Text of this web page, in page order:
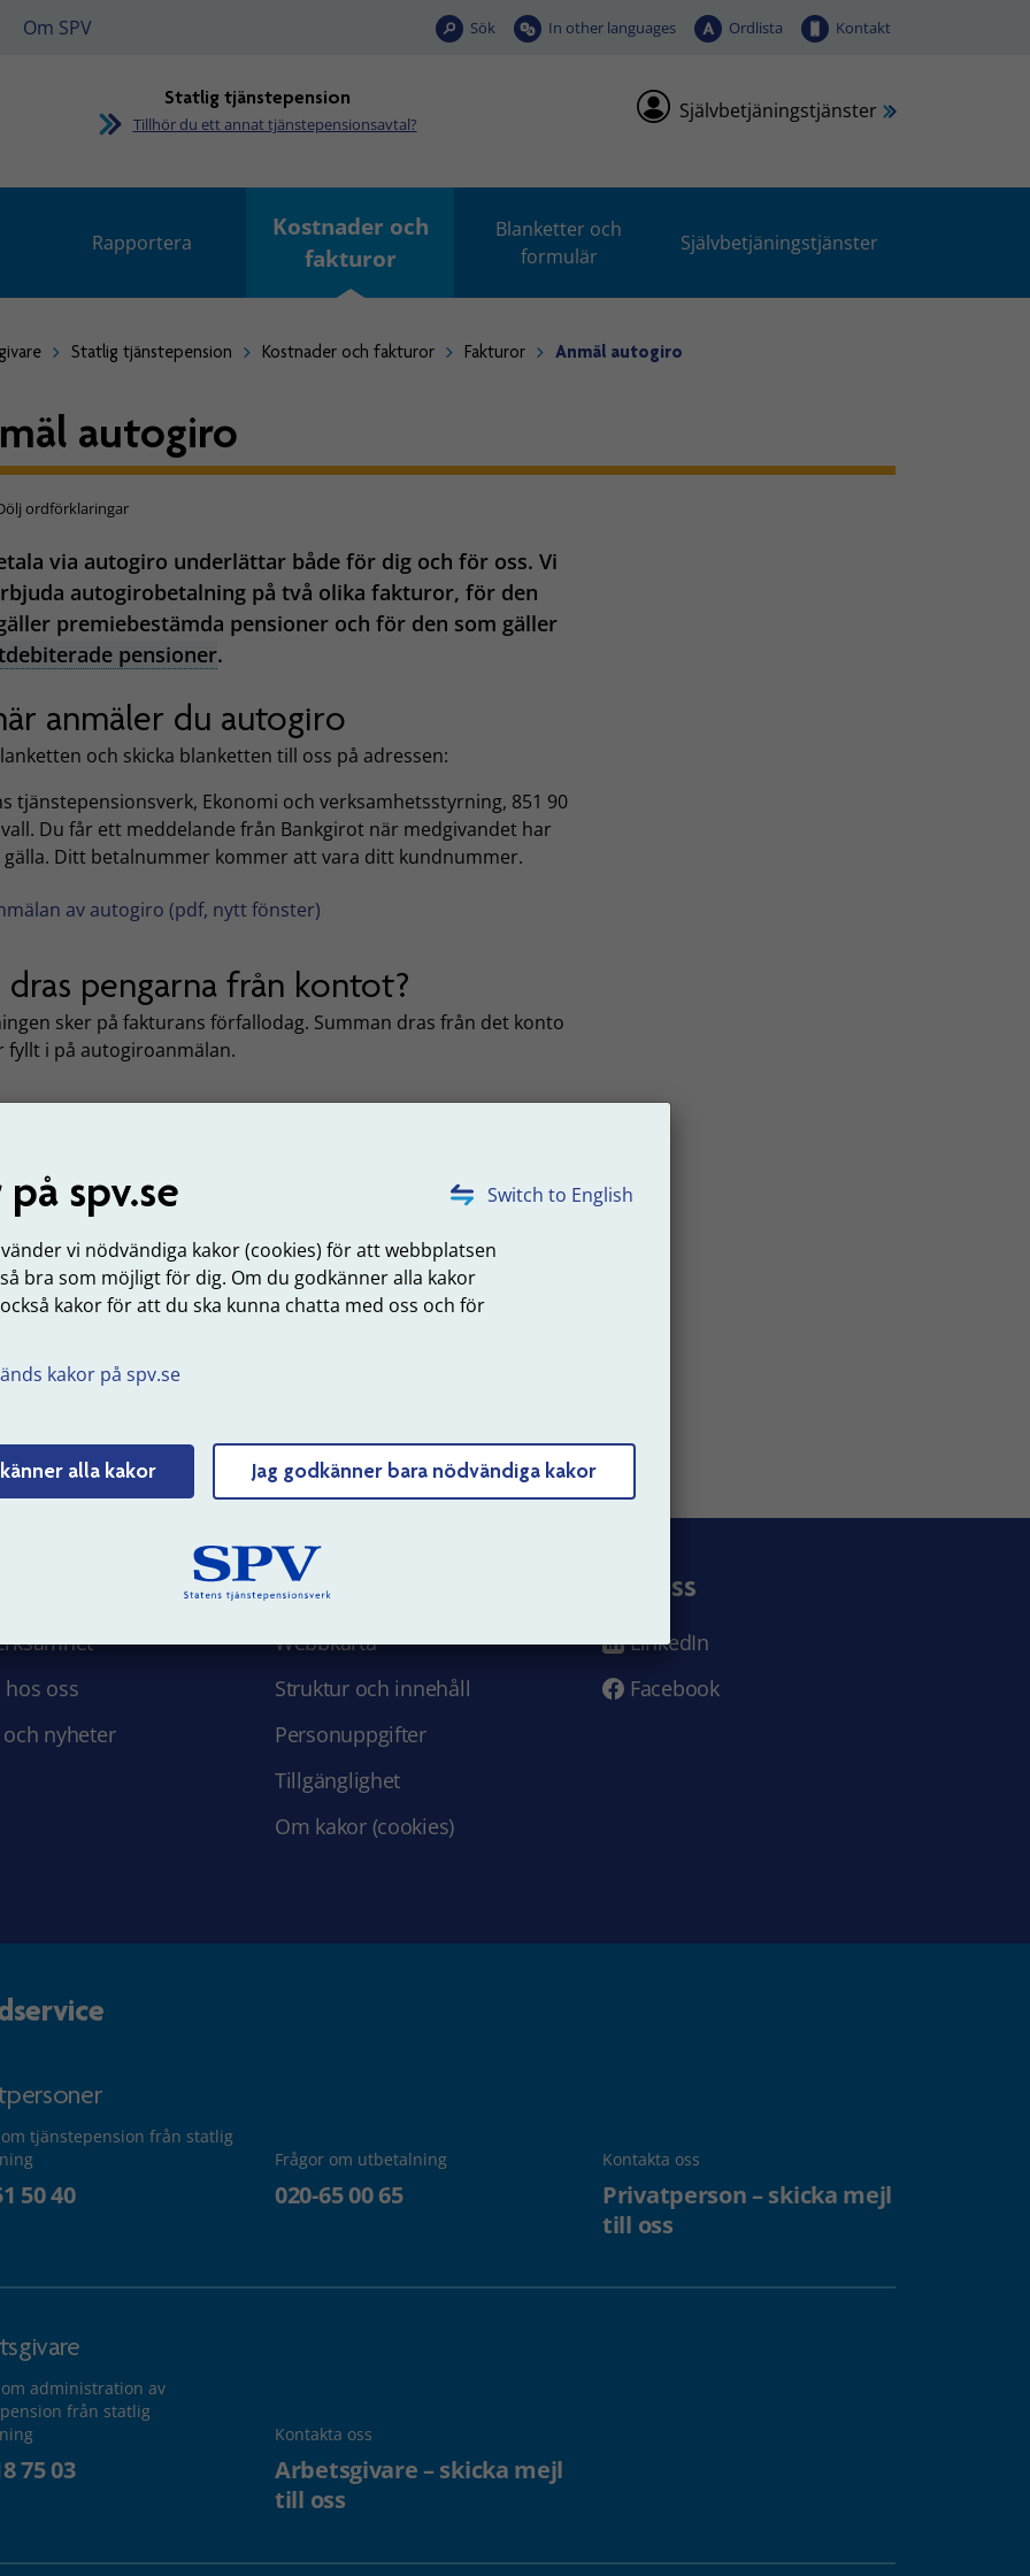
Switch to English
spv.se
vi nödvändiga kakor (cookies) för att webbplatsen
bra som möjligt för dig. Om du godkänner alla kakor
kakor för att du ska kunna chatta med oss och för
kakor på spv.se
alla kakor Jag godkänner bara nödvändiga kakor
Om SPV Sök In other languages Ordlista Kontakt
Statlig tjänstepension
Tillhör du ett annat tjänstepensionsavtal?
Självbetjäningstjänster
Rapportera
Kostnader och
fakturor
Blanketter och
formulär
Självbetjäningstjänster
Statlig tjänstepension Kostnader och fakturor Fakturor Anmäl autogiro
autogiro
ordförklaringar
via autogiro underlättar både för dig och för oss. Vi
autogirobetalning på två olika fakturor, för den
premiebestämda pensioner och för den som gäller
pensioner.
anmäler du autogiro
och skicka blanketten till oss på adressen:
tjänstepensionsverk, Ekonomi och verksamhetsstyrning, 851 90
Du får ett meddelande från Bankgirot när medgivandet har
Ditt betalnummer kommer att vara ditt kundnummer.
av autogiro (pdf, nytt fönster)
dras pengarna från kontot?
sker på fakturans förfallodag. Summan dras från det konto
fyllt i på autogiroanmälan.
konto autogirot ska dras från.
du frågor om autogiro?
har frågor om autogiro kontaktar du oss på 060-18 75 03 eller
.
2024-02-07
Tyck till om sidans innehåll
hos oss
och nyheter
Om webbplatsen
Webbkarta
Struktur och innehåll
Personuppgifter
Tillgänglighet
Om kakor (cookies)
Följ oss
LinkedIn
Facebook
om tjänstepension från statlig
50 40
Frågor om utbetalning
020-65 00 65
Kontakta oss
Privatperson – skicka mejl
till oss
administration av
från statlig
75 03
Kontakta oss
Arbetsgivare – skicka mejl
till oss